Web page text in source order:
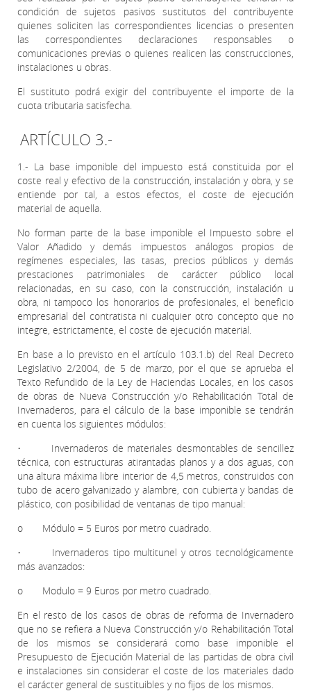
condición de sujetos pasivos sustitutos del contribuyente
quienes soliciten las correspondientes licencias o presenten
las correspondientes declaraciones responsables o
comunicaciones previas o quienes realicen las construcciones,
instalaciones u obras.
El sustituto podrá exigir del contribuyente el importe de la
cuota tributaria satisfecha.
ARTÍCULO 3.-
1.- La base imponible del impuesto está constituida por el
coste real y efectivo de la construcción, instalación y obra, y se
entiende por tal, a estos efectos, el coste de ejecución
material de aquella.
No forman parte de la base imponible el Impuesto sobre el
Valor Añadido y demás impuestos análogos propios de
regímenes especiales, las tasas, precios públicos y demás
prestaciones patrimoniales de carácter público local
relacionadas, en su caso, con la construcción, instalación u
obra, ni tampoco los honorarios de profesionales, el beneficio
empresarial del contratista ni cualquier otro concepto que no
integre, estrictamente, el coste de ejecución material.
En base a lo previsto en el artículo 103.1.b) del Real Decreto
Legislativo 2/2004, de 5 de marzo, por el que se aprueba el
Texto Refundido de la Ley de Haciendas Locales, en los casos
de obras de Nueva Construcción y/o Rehabilitación Total de
Invernaderos, para el cálculo de la base imponible se tendrán
en cuenta los siguientes módulos:
• Invernaderos de materiales desmontables de sencillez
técnica, con estructuras atirantadas planos y a dos aguas, con
una altura máxima libre interior de 4,5 metros, construidos con
tubo de acero galvanizado y alambre, con cubierta y bandas de
plástico, con posibilidad de ventanas de tipo manual:
o Módulo = 5 Euros por metro cuadrado.
• Invernaderos tipo multitunel y otros tecnológicamente
más avanzados:
o Modulo = 9 Euros por metro cuadrado.
En el resto de los casos de obras de reforma de Invernadero
que no se refiera a Nueva Construcción y/o Rehabilitación Total
de los mismos se considerará como base imponible el
Presupuesto de Ejecución Material de las partidas de obra civil
e instalaciones sin considerar el coste de los materiales dado
el carácter general de sustituibles y no fijos de los mismos.